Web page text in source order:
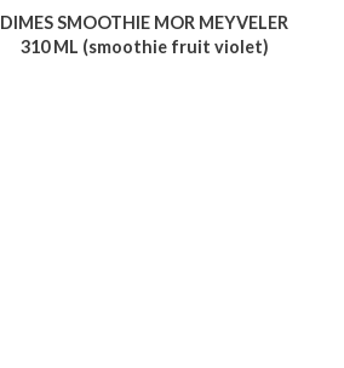
DIMES SMOOTHIE MOR MEYVELER
310 ML (smoothie fruit violet)